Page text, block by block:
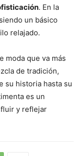
. En la
un básico
relajado.
moda que va más
de tradición,
su historia hasta su
es un
y reflejar